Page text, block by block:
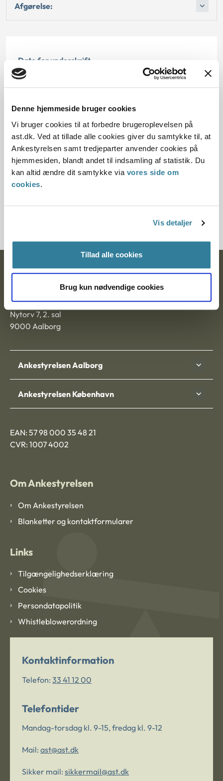
Denne hjemmeside bruger cookies
Vi bruger cookies til at forbedre brugeroplevelsen på
ast.dk. Ved at tillade alle cookies giver du samtykke til, at
Ankestyrelsen samt tredjeparter anvender cookies på
hjemmesiden, blandt andet til indsamling af statistik. Du
kan altid ændre dit samtykke via vores side om
cookies.
Vis detaljer
Tillad alle cookies
Brug kun nødvendige cookies
Afgørelse:
Dato for underskrift
15.11.1996
Offentliggørelsesdato
12.07.2013
Paragraf
§ 43 § 25 § 6 § 42
Ankestyrelsen
Nytorv 7, 2. sal
9000 Aalborg
Ankestyrelsen Aalborg
Ankestyrelsen København
EAN: 57 98 000 35 48 21
CVR: 1007 4002
Om Ankestyrelsen
Om Ankestyrelsen
Blanketter og kontaktformularer
Links
Tilgængelighedserklæring
Cookies
Persondatapolitik
Whistleblowerordning
Kontaktinformation
Telefon: 33 41 12 00
Telefontider
Mandag-torsdag kl. 9-15, fredag kl. 9-12
Mail: ast@ast.dk
Sikker mail: sikkermail@ast.dk